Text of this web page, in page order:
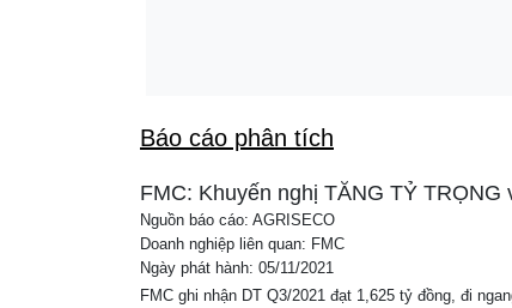
Báo cáo phân tích
FMC: Khuyến nghị TĂNG TỶ
Nguồn báo cáo: AGRISECO
Doanh nghiệp liên quan: FMC
Ngày phát hành: 05/11/2021
FMC ghi nhận DT Q3/2021 đạt 1,625 tỷ đồng, đi